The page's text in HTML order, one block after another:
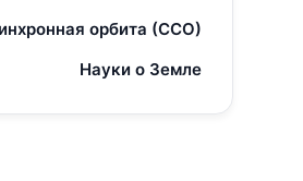
орбита (ССО)
Науки о Земле